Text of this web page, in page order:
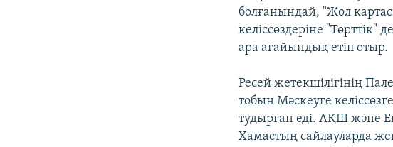
болғанындай, "Жол
келіссөздеріне
ара ағайындық етіп отыр.
Ресей жетекшілігінің
тобын Мәскеуге
тудырған еді. АҚШ және
Хамастың сайлауларда